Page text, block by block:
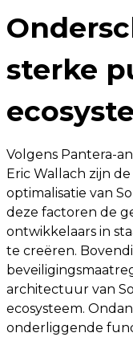
sterke
Volgens Pantera-
Eric Wallach zijn
optimalisatie van
deze factoren de
ontwikkelaars in
te creëren.
architectuur van
ecosysteem.
onderliggende